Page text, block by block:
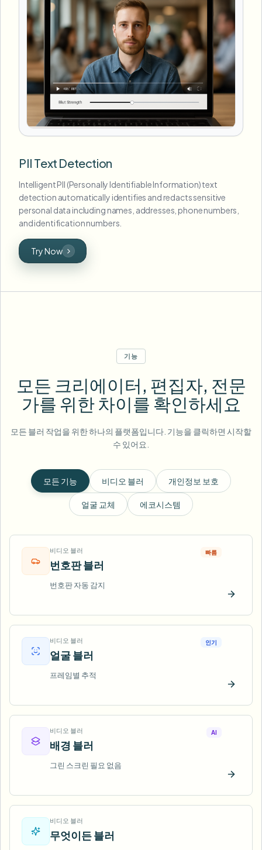
PII Text Detection
Intelligent PII (Personally Identifiable Information) text
detection automatically identifies and redacts sensitive
personal data including names, addresses, phone numbers,
and identification numbers.
Try Now
기능
모든 크리에이터, 편집자, 전문
가를 위한 차이를 확인하세요
모든 블러 작업을 위한 하나의 플랫폼입니다. 기능을 클릭하면 시작할
수 있어요.
모든 기능 비디오 블러 개인정보 보호
얼굴 교체 에코시스템
비디오 블러
번호판 블러
빠름
번호판 자동 감지
지금
비디오 블러
얼굴 블러
인기
프레임별 추적
지금
비디오 블러
배경 블러
AI
그린 스크린 필요 없음
지금
비디오 블러
무엇이든 블러